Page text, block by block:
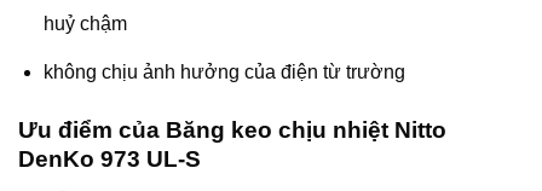
huỷ chậm
không chịu ảnh hưởng của điện từ trường
Ưu điểm của Băng keo chịu nhiệt Nitto
DenKo 973 UL-S